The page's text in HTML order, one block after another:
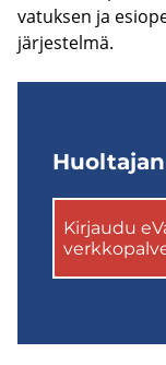
va­tuk­sen ja
jär­jes­tel­mä.
Kir­jau­du